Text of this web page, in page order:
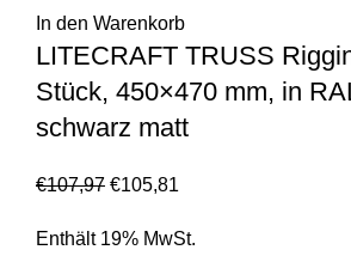
In den Warenkorb
LITECRAFT TRUSS
Stück, 450×470 mm, in
schwarz matt
€107,97 €105,81
Enthält 19% MwSt.